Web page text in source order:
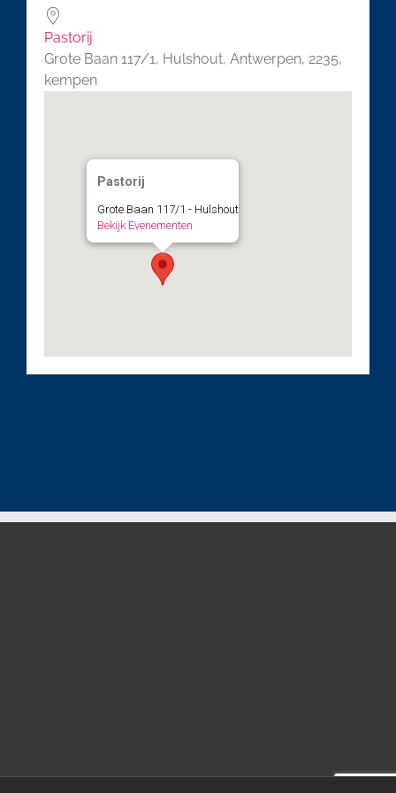
Pastorij
Grote Baan 117/1, Hulshout, Antwerpen, 2235,
kempen
Pastorij
Grote Baan 117/1 - Hulshout
Bekijk Evenementen